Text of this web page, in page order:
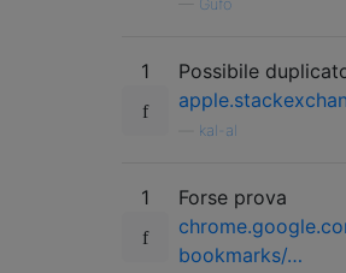
Gufo
1
Possibile
kal-al
1
Forse prova
bookmarks/…